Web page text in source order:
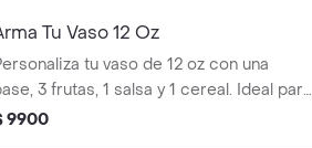
Tu Vaso 12 Oz
tu vaso de 12 oz con una
3 frutas, 1 salsa y 1 cereal. Ideal para
desayuno o brunch.
9900